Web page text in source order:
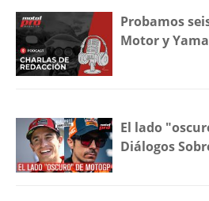
Probamos
Motor y
El lado
Diálogos